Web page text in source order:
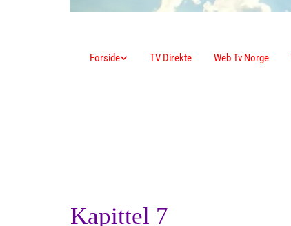
Forside TV Direkte Web Tv Norge
Kapittel 7